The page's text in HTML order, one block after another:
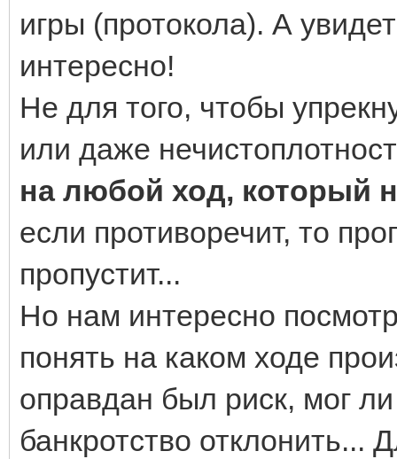
игры (протокола). А
интересно!
Не для того, чтобы
или даже
на любой ход, который
если противоречит, то
пропустит...
Но нам интересно
понять на каком ходе
оправдан был риск, мог
банкротство отклонить...